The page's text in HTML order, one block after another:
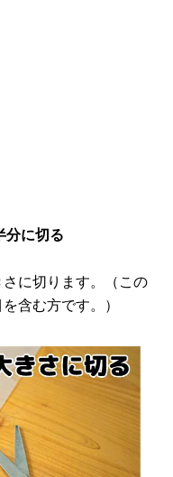
分に切る
に切ります。（この
含む方です。）